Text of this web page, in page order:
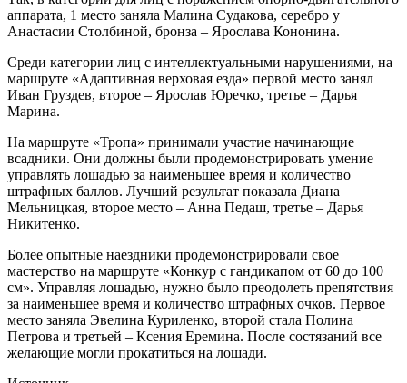
аппарата, 1 место заняла Малина Судакова, серебро у
Анастасии Столбиной, бронза – Ярослава Кононина.
Среди категории лиц с интеллектуальными нарушениями, на
маршруте «Адаптивная верховая езда» первой место занял
Иван Груздев, второе – Ярослав Юречко, третье – Дарья
Марина.
На маршруте «Тропа» принимали участие начинающие
всадники. Они должны были продемонстрировать умение
управлять лошадью за наименьшее время и количество
штрафных баллов. Лучший результат показала Диана
Мельницкая, второе место – Анна Педаш, третье – Дарья
Никитенко.
Более опытные наездники продемонстрировали свое
мастерство на маршруте «Конкур с гандикапом от 60 до 100
см». Управляя лошадью, нужно было преодолеть препятствия
за наименьшее время и количество штрафных очков. Первое
место заняла Эвелина Куриленко, второй стала Полина
Петрова и третьей – Ксения Еремина. После состязаний все
желающие могли прокатиться на лошади.